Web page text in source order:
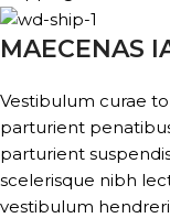
MAECENAS
Vestibulum curae
parturient
parturient
scelerisque nibh
vestibulum